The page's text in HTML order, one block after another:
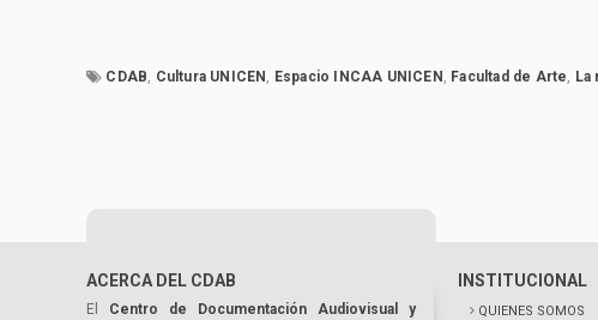
CDAB, Cultura UNICEN , Espacio INCAA UNICEN , Facultad de Arte, La
ACERCA DEL CDAB
El Centro de Documentación Audiovisual y
INSTITUCIONAL
QUIENES SOMOS